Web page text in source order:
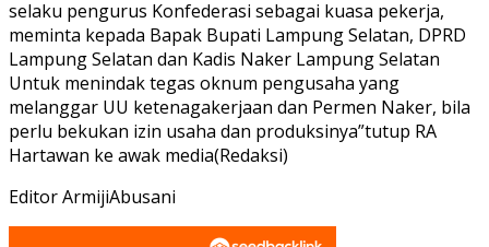
selaku pengurus Konfederasi sebagai kuasa pekerja,
meminta kepada Bapak Bupati Lampung Selatan, DPRD
Lampung Selatan dan Kadis Naker Lampung Selatan
Untuk menindak tegas oknum pengusaha yang
melanggar UU ketenagakerjaan dan Permen Naker, bila
perlu bekukan izin usaha dan produksinya”tutup RA
Hartawan ke awak media(Redaksi)
Editor ArmijiAbusani